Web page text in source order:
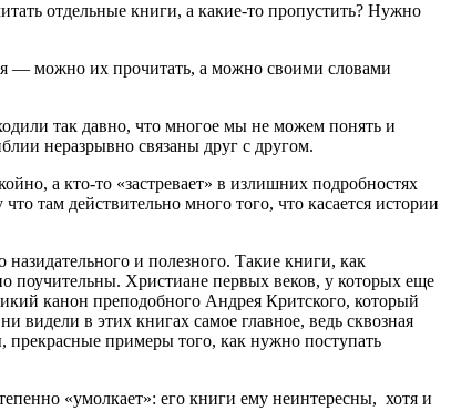
отдельные книги, а какие-то пропустить? Нужно
— можно их прочитать, а можно своими словами
так давно, что многое мы не можем понять и
неразрывно связаны друг с другом.
а кто-то «застревает» в излишних подробностях
там действительно много того, что касается истории
и полезного. Такие книги, как
Христиане первых веков, у которых еще
канон преподобного Андрея Критского, который
в этих книгах самое главное, ведь сквозная
прекрасные примеры того, как нужно поступать
«умолкает»: его книги ему неинтересны, хотя и